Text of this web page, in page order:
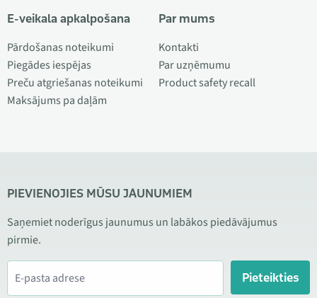
E-veikala apkalpošana
Pārdošanas noteikumi
Piegādes iespējas
Preču atgriešanas noteikumi
Maksājums pa daļām
Par mums
Kontakti
Par uzņēmumu
Product safety recall
PIEVIENOJIES MŪSU JAUNUMIEM
Saņemiet noderīgus jaunumus un labākos piedāvājumus
pirmie.
Pieteikties